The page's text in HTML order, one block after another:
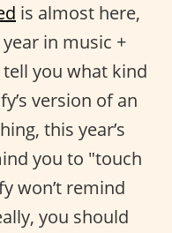
is almost here,
in music +
you what kind
version of an
this year’s
you to "touch
won’t remind
you should